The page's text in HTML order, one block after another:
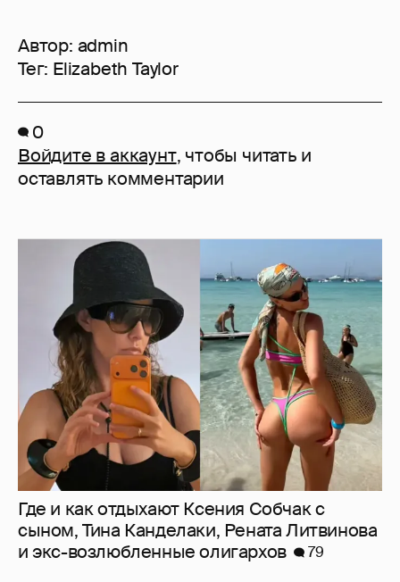
Автор: admin
Тег: Elizabeth Taylor
0
Войдите в аккаунт, чтобы читать и
оставлять комментарии
Где и как отдыхают Ксения Собчак с
сыном, Тина Канделаки, Рената Литвинова
и экс-возлюбленные олигархов
79